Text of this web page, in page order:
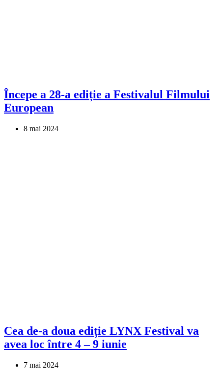
Începe a 28-a ediție a Festivalul Filmului
European
8 mai 2024
Cea de-a doua ediție LYNX Festival va
avea loc între 4 – 9 iunie
7 mai 2024